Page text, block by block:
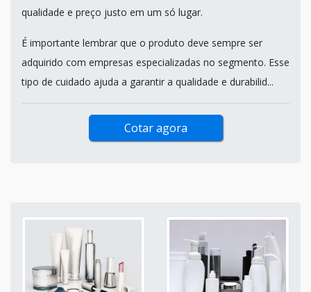
qualidade e preço justo em um só lugar.
É importante lembrar que o produto deve sempre ser
adquirido com empresas especializadas no segmento. Esse
tipo de cuidado ajuda a garantir a qualidade e durabilid...
Cotar agora